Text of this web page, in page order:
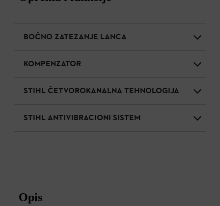
BOČNO ZATEZANJE LANCA
KOMPENZATOR
STIHL ČETVOROKANALNA TEHNOLOGIJA
STIHL ANTIVIBRACIONI SISTEM
Opis